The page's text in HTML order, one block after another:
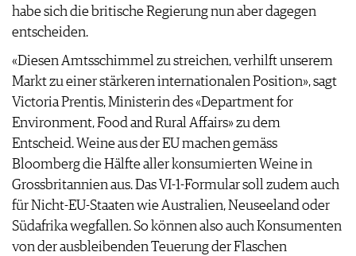
habe sich die britische Regierung nun aber dagegen
entscheiden.
«Diesen Amtsschimmel zu streichen, verhilft unserem
Markt zu einer stärkeren internationalen Position», sagt
Victoria Prentis, Ministerin des «Department for
Environment, Food and Rural Affairs» zu dem
Entscheid. Weine aus der EU machen gemäss
Bloomberg die Hälfte aller konsumierten Weine in
Grossbritannien aus. Das VI-1-Formular soll zudem auch
für Nicht-EU-Staaten wie Australien, Neuseeland oder
Südafrika wegfallen. So können also auch Konsumenten
von der ausbleibenden Teuerung der Flaschen